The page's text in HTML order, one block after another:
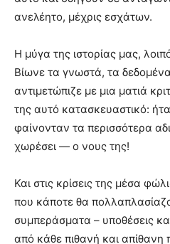
ανελέητο, μέχρις εσχάτων.
Η μύγα της ιστορίας μας,
Βίωνε τα γνωστά, τα
αντιμετώπιζε με μια ματιά
της αυτό κατασκευαστικό:
φαίνονταν τα περισσότερα
χωρέσει — ο νους της!
Και στις κρίσεις της μέσα
που κάποτε θα
συμπεράσματα – υποθέσεις
από κάθε πιθανή και απίθανη